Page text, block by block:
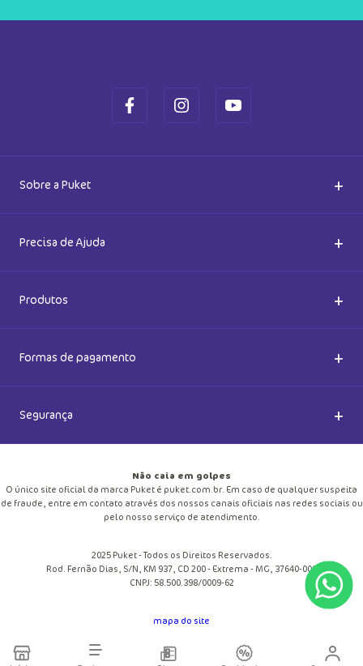
Sobre a Puket +
Quem somos
Meias do Bem
Seja um Franqueado
Cupom de desconto
Blog
Precisa de Ajuda +
Dúvidas Frequentes
Como comprar
Política de Privacidade
Produtos +
Acessórios
Meias
Moda Praia
Formas de pagamento +
Segurança +
Não caia em golpes
O único site oficial da marca Puket é puket.com.br. Em caso de qualquer suspeita
de fraude, entre em contato através dos nossos canais oficiais nas redes sociais ou
pelo nosso serviço de atendimento.
2025 Puket - Todos os Direitos Reservados.
Rod. Fernão Dias, S/N, KM 937, CD 200 - Extrema - MG, 37640-000
CNPJ: 58.500.398/0009-62
mapa do site